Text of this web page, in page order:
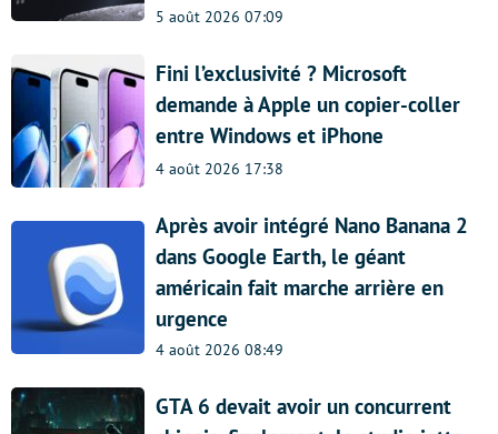
5 août 2026 07:09
Fini l’exclusivité ? Microsoft
demande à Apple un copier-coller
entre Windows et iPhone
4 août 2026 17:38
Après avoir intégré Nano Banana 2
dans Google Earth, le géant
américain fait marche arrière en
urgence
4 août 2026 08:49
GTA 6 devait avoir un concurrent